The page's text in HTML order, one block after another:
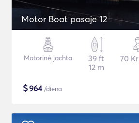
Motor Boat pasaje 12
Motorinė jachta
39 ft
12 m
70
$964/diena